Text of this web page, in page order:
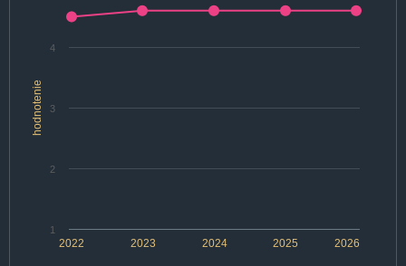
hodnotenie
2022 2024 2026
2023 2025
1
2
3
4